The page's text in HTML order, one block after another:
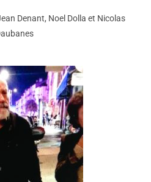
Denant, Noel Dolla et Nicolas